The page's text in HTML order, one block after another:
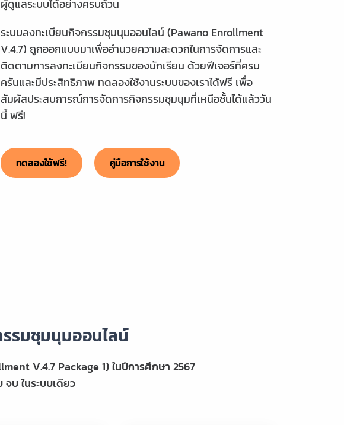
ผู้ดูแลระบบได้อย่างครบถ้วน
ระบบลงทะเบียนกิจกรรมชุมนุมออนไลน์ (Pawano Enrollment
V.4.7) ถูกออกแบบมาเพื่ออำนวยความสะดวกในการจัดการและ
ติดตามการลงทะเบียนกิจกรรมของนักเรียน ด้วยฟีเจอร์ที่ครบ
ครันและมีประสิทธิภาพ ทดลองใช้งานระบบของเราได้ฟรี เพื่อ
สัมผัสประสบการณ์การจัดการกิจกรรมชุมนุมที่เหนือชั้นได้แล้ววัน
นี้ ฟรี!
ทดลองใช้ฟรี! คู่มือการใช้งาน
รมชุมนุมออนไลน์
V.4.7 Package 1) ในปีการศึกษา 2567
บ ในระบบเดียว